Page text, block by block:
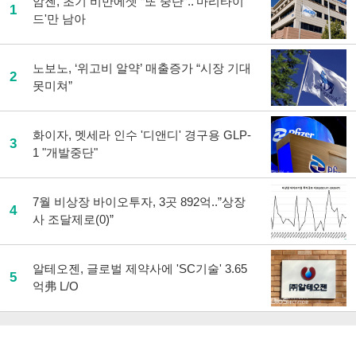
1
드'만 남아
2
노보노, ‘위고비 알약’ 매출증가 “시장 기대
못미쳐”
3
화이자, 멧세라 인수 '디앤디' 경구용 GLP-
1 "개발중단"
4
7월 비상장 바이오투자, 3곳 892억..”상장
사 조달제로(0)”
5
알테오젠, 글로벌 제약사에 'SC기술' 3.65
억弗 L/O